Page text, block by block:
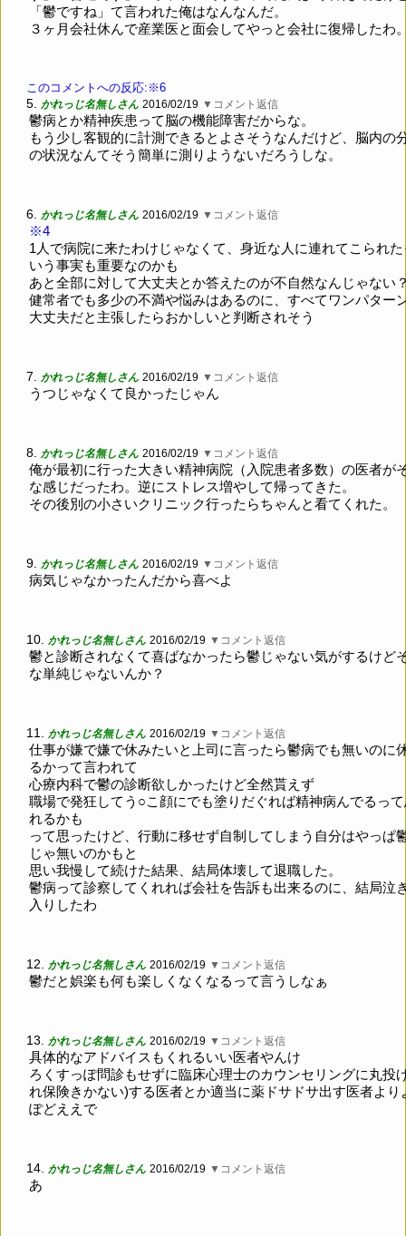
「鬱ですね」て言われた俺はなんなんだ。
３ヶ月会社休んで産業医と面会してやっと会社に復帰したわ
このコメントへの反応:※6
5. かれっじ名無しさん 2016/02/19 ▼コメント返信
鬱病とか精神疾患って脳の機能障害だからな。
もう少し客観的に計測できるとよさそうなんだけど、脳内の
の状況なんてそう簡単に測りようないだろうしな。
6. かれっじ名無しさん 2016/02/19 ▼コメント返信
※4
1人で病院に来たわけじゃなくて、身近な人に連れてこられ
いう事実も重要なのかも
あと全部に対して大丈夫とか答えたのが不自然なんじゃない
健常者でも多少の不満や悩みはあるのに、すべてワンパター
大丈夫だと主張したらおかしいと判断されそう
7. かれっじ名無しさん 2016/02/19 ▼コメント返信
うつじゃなくて良かったじゃん
8. かれっじ名無しさん 2016/02/19 ▼コメント返信
俺が最初に行った大きい精神病院（入院患者多数）の医者が
な感じだったわ。逆にストレス増やして帰ってきた。
その後別の小さいクリニック行ったらちゃんと看てくれた。
9. かれっじ名無しさん 2016/02/19 ▼コメント返信
病気じゃなかったんだから喜べよ
10. かれっじ名無しさん 2016/02/19 ▼コメント返信
鬱と診断されなくて喜ばなかったら鬱じゃない気がするけど
な単純じゃないんか？
11. かれっじ名無しさん 2016/02/19 ▼コメント返信
仕事が嫌で嫌で休みたいと上司に言ったら鬱病でも無いのに
るかって言われて
心療内科で鬱の診断欲しかったけど全然貰えず
職場で発狂してう○こ顔にでも塗りだぐれば精神病んでるっ
れるかも
って思ったけど、行動に移せず自制してしまう自分はやっぱ
じゃ無いのかもと
思い我慢して続けた結果、結局体壊して退職した。
鬱病って診察してくれれば会社を告訴も出来るのに、結局泣
入りしたわ
12. かれっじ名無しさん 2016/02/19 ▼コメント返信
鬱だと娯楽も何も楽しくなくなるって言うしなぁ
13. かれっじ名無しさん 2016/02/19 ▼コメント返信
具体的なアドバイスもくれるいい医者やんけ
ろくすっぽ問診もせずに臨床心理士のカウンセリングに丸投
れ保険きかない)する医者とか適当に薬ドサドサ出す医者より
ぽどええで
14. かれっじ名無しさん 2016/02/19 ▼コメント返信
あ